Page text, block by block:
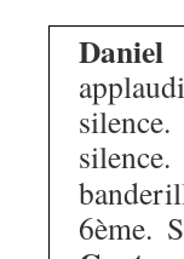
Daniel
silence.
6ème.